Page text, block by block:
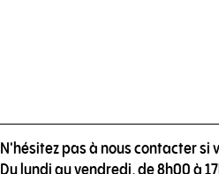
N'hésitez pas à nous contacter si
Du lundi au vendredi, de 8h00 à